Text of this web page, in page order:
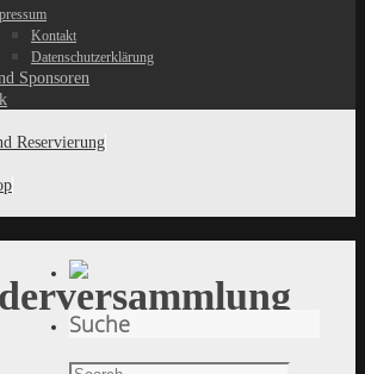
Kontakt
Datenschutzerklärung
Sponsoren
Reservierung
Suche